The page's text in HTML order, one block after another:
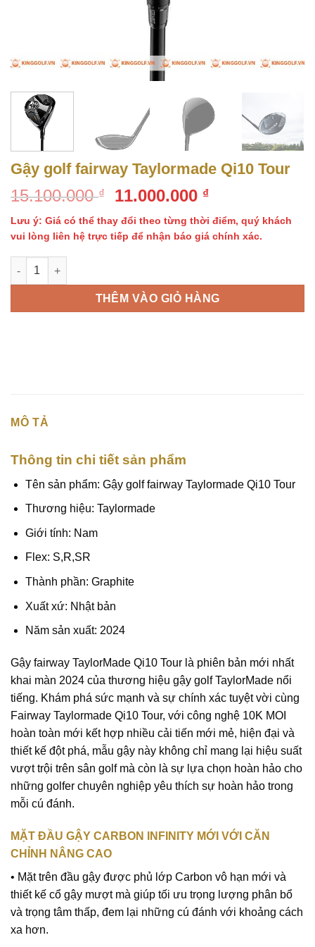
Gậy golf fairway Taylormade Qi10 Tour
15.100.000₫
Giá
gốc
là:
15.100.000 ₫.
11.000.000 ₫Giá
hiện
tại
là:
Lưu ý: Giá có thể thay đổi theo từng thời điểm, quý khách
vui lòng liên hệ trực tiếp để nhận báo giá chính xác.
Gậy golf fairway Taylormade Qi10 Tour số lượng
THÊM VÀO GIỎ HÀNG
MÔ TẢ
Thông tin chi tiết sản phẩm
Tên sản phẩm: Gậy golf fairway Taylormade Qi10 Tour
Thương hiệu: Taylormade
Giới tính: Nam
Flex: S,R,SR
Thành phần: Graphite
Xuất xứ: Nhật bản
Năm sản xuất: 2024
Gậy fairway TaylorMade Qi10 Tour là phiên bản mới nhất
khai màn 2024 của thương hiệu gậy golfTaylorMade nổi
tiếng. Khám phá sức mạnh và sự chính xác tuyệt vời cùng
Fairway Taylormade Qi10 Tour, với công nghệ 10K MOI
hoàn toàn mới kết hợp nhiều cải tiến mới mẻ, hiện đại và
thiết kế đột phá, mẫu gậy này không chỉ mang lại hiệu suất
vượt trội trên sân golf mà còn là sự lựa chọn hoàn hảo cho
những golfer chuyên nghiệp yêu thích sự hoàn hảo trong
mỗi cú đánh.
MẶT ĐẦU GẬY CARBON INFINITY MỚI VỚI CĂN
CHỈNH NÂNG CAO
• Mặt trên đầu gậy được phủ lớp Carbon vô hạn mới và
thiết kế cổ gậy mượt mà giúp tối ưu trọng lượng phân bổ
và trọng tâm thấp, đem lại những cú đánh với khoảng cách
xa hơn.